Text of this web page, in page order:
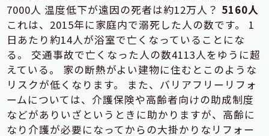
7000人 温度低下が遠因の死者は約12万人？ 5160人
これは、2015年に家庭内で溺死した人の数です。 1
日あたり約14人が浴室で亡くなっていることにな
る。 交通事故で亡くなった人の数4113人をゆうに超
えている。 家の断熱がよい建物に住むとこのような
リスクが低くなります。 また、バリアフリーリフォ
ームについては、介護保険や高齢者向けの助成制度
などがありいざというときに助かりますが、高齢に
なり介護が必要になってからの大掛かりなリフォー